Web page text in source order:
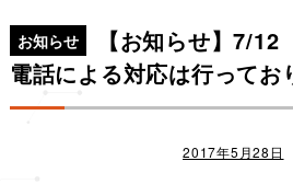
お知らせ
【お知らせ】7/
電話による対応は行ってお
日:
2017年5月28日
ゴ
リ
ー
稿
ナ
ビ